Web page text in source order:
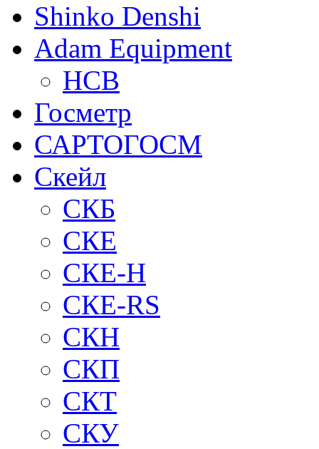
Shinko Denshi
Adam Equipment
HCB
Госметр
САРТОГОСМ
Скейл
СКБ
СКЕ
СКЕ-H
СКЕ-RS
СКН
СКП
СКТ
СКУ